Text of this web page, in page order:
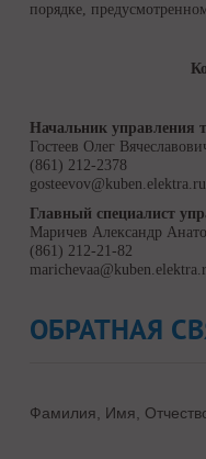
порядке,
Начальник управления
Гостеев Олег
(861) 212-2378
gosteevov@kuben.elektra.ru
Главный специалист
Маричев Александр
(861) 212-21-82
ОБРАТНАЯ
Фамилия, Имя,